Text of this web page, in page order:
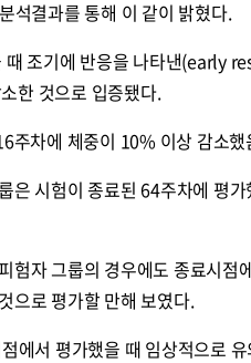
석결과를 통해 이 같이 밝혔다.
때 조기에 반응을 나타낸(early
한 것으로 입증됐다.
주차에 체중이 10% 이상 감소
은 시험이 종료된 64주차에 평
험자 그룹의 경우에도 종료시점
으로 평가할 만해 보였다.
에서 평가했을 때 임상적으로